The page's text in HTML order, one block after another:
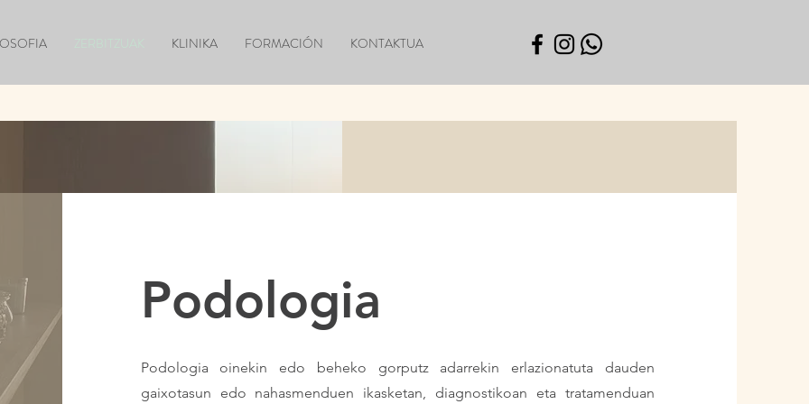
KLINIKA FORMACIÓN KONTAKTUA
Podologia
Podologia oinekin edo beheko gorputz adarrekin erlazionatuta dauden
gaixotasun edo nahasmenduen ikasketan, diagnostikoan eta tratamenduan